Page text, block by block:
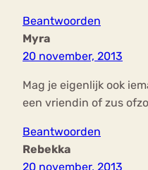
Beantwoorden
Myra
20 november, 2013
Mag je eigenlijk ook
een vriendin of zus
Beantwoorden
Rebekka
20 november, 2013